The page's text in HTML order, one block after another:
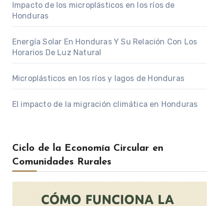
Impacto de los microplásticos en los ríos de
Honduras
Energía Solar En Honduras Y Su Relación Con Los
Horarios De Luz Natural
Microplásticos en los ríos y lagos de Honduras
El impacto de la migración climática en Honduras
Ciclo de la Economía Circular en
Comunidades Rurales